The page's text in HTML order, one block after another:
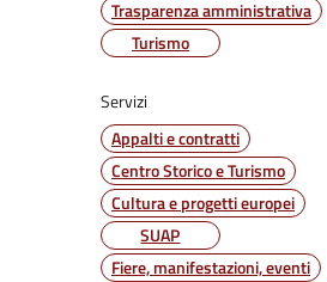
Trasparenza amministrativa
Turismo
Servizi
Appalti e contratti
Centro Storico e Turismo
Cultura e progetti europei
SUAP
Fiere, manifestazioni, eventi